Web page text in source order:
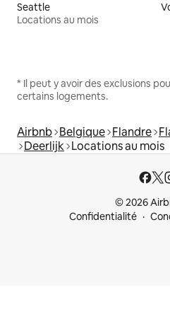
Seattle
Locations au mois
* Il peut y avoir des exclusions
certains logements.
Airbnb Belgique Flandre
Deerlijk Locations au mois
© 2026
Confidentialité